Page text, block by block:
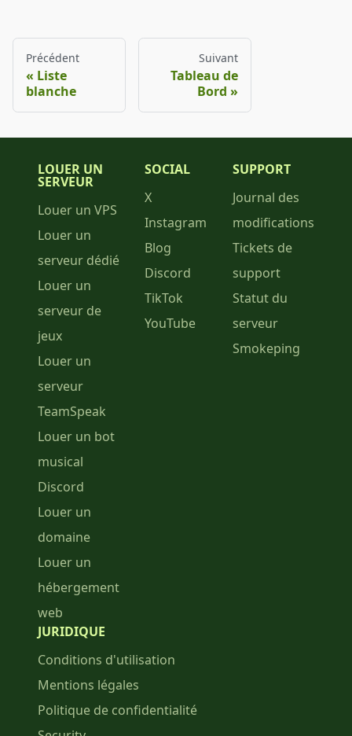
Précédent
Liste
blanche
Suivant
Tableau de
Bord
LOUER UN
SERVEUR
Louer un VPS
Louer un
serveur dédié
Louer un
serveur de
jeux
Louer un
serveur
TeamSpeak
Louer un bot
musical
Discord
Louer un
domaine
Louer un
hébergement
web
SOCIAL
X
Instagram
Blog
Discord
TikTok
YouTube
SUPPORT
Journal des
modifications
Tickets de
support
Statut du
serveur
Smokeping
JURIDIQUE
Conditions d'utilisation
Mentions légales
Politique de confidentialité